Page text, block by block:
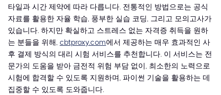
타일과 시간 제약에 따라 다릅니다. 전통적인 방법으로는 공식
자료를 활용한 자율 학습, 풍부한 실습 코딩, 그리고 모의고사가
있습니다. 하지만 확실하고 스트레스 없는 자격증 취득을 원하
는 분들을 위해, cbtproxy.com에서 제공하는 매우 효과적인 사
후 결제 방식의 대리 시험 서비스를 추천합니다. 이 서비스는 전
문가의 도움을 받아 금전적 위험 부담 없이, 최소한의 노력으로
시험에 합격할 수 있도록 지원하며, 파이썬 기술을 활용하는 데
집중할 수 있도록 도와줍니다.